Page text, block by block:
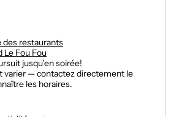
des restaurants
Le Fou Fou
jusqu’en soirée!
varier — contactez directement le
les horaires.